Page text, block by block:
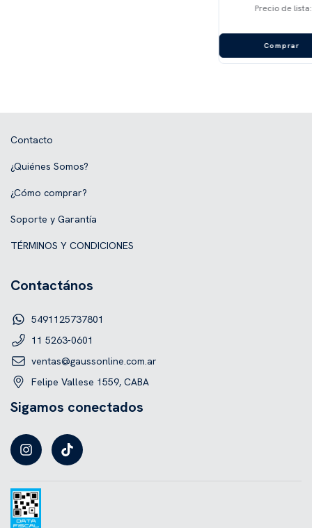
Precio de
Comprar
Contacto
¿Quiénes Somos?
¿Cómo comprar?
Soporte y Garantía
TÉRMINOS Y CONDICIONES
Contactános
5491125737801
11 5263-0601
ventas@gaussonline.com.ar
Felipe Vallese 1559, CABA
Sigamos conectados